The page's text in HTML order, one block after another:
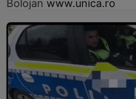
Bolojan www.unica.ro